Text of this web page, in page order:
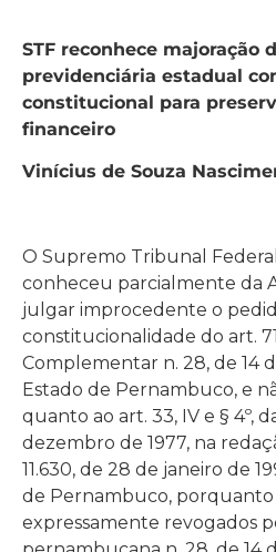
STF reconhece majoração
previdenciária estadual
constitucional para
financeiro
Vinícius de Souza
O Supremo Tribunal
conheceu parcialmente da
julgar improcedente o
constitucionalidade do art.
Complementar n. 28, de 14
Estado de Pernambuco, e
quanto ao art. 33, IV e § 4º,
dezembro de 1977, na
11.630, de 28 de janeiro de
de Pernambuco, porquanto
expressamente revogados